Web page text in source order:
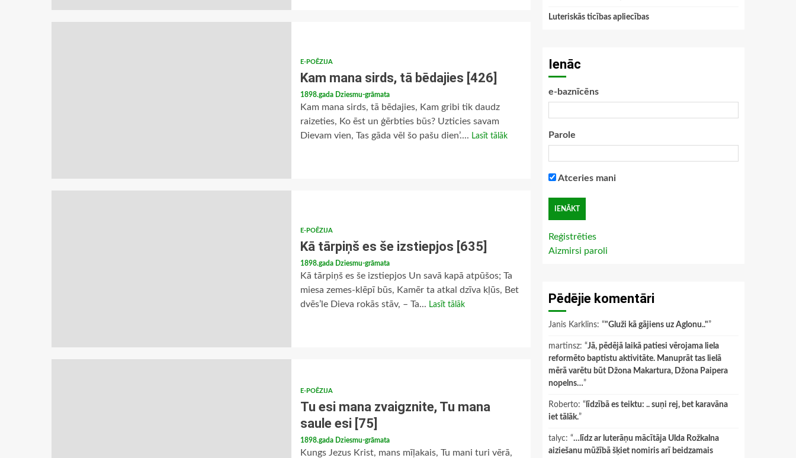
E-POĒZIJA
Kam mana sirds, tā bēdajies [426]
1898.gada Dziesmu-grāmata
Kam mana sirds, tā bēdajies, Kam gribi tik daudz
raizeties, Ko ēst un ģērbties būs? Uzticies savam
Dievam vien, Tas gāda vēl šo pašu dien’.... Lasīt tālāk
E-POĒZIJA
Kā tārpiņš es še izstiepjos [635]
1898.gada Dziesmu-grāmata
Kā tārpiņš es še izstiepjos Un savā kapā atpūšos; Ta
miesa zemes-klēpī būs, Kamēr ta atkal dzīva kļūs, Bet
dvēs’le Dieva rokās stāv, – Ta... Lasīt tālāk
E-POĒZIJA
Tu esi mana zvaigznite, Tu mana
saule esi [75]
1898.gada Dziesmu-grāmata
Kungs Jezus Krist, mans mīļakais, Tu mani turi vērā,
Luteriskās ticības apliecības
Ienāc
e-baznīcēns
Parole
Atceries mani
Reģistrēties
Aizmirsi paroli
Pēdējie komentāri
Janis Karklins: “"Gluži kā gājiens uz Aglonu.."”
martinsz: “Jā, pēdējā laikā patiesi vērojama liela
reformēto baptistu aktivitāte. Manuprāt tas lielā
mērā varētu būt Džona Makartura, Džona Paipera
nopelns…”
Roberto: “ līdzībā es teiktu: .. suņi rej, bet karavāna
iet tālāk.”
talyc: “…līdz ar luterāņu mācītāja Ulda Rožkalna
aiziešanu mūžībā šķiet nomiris arī beidzamais